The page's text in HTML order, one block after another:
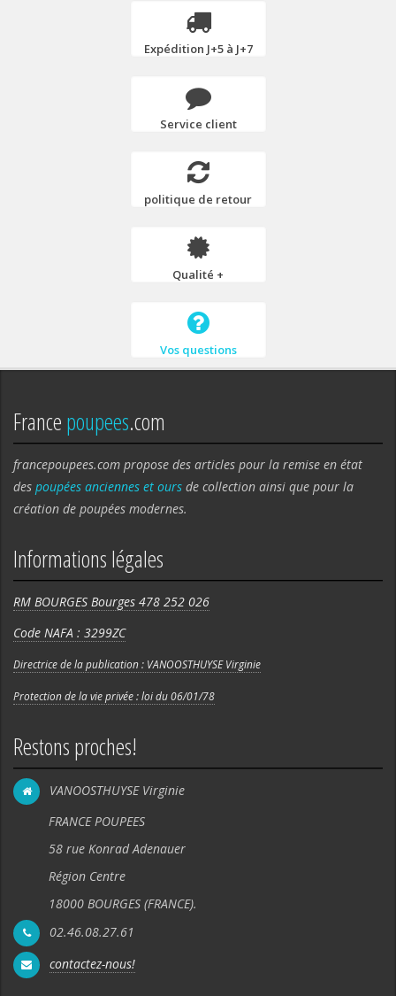
Expédition J+5 à J+7
Service client
politique de retour
Qualité +
Vos questions
Francepoupees.com
francepoupees.com propose des articles pour la remise en état
des poupées anciennes et ours de collection ainsi que pour la
création de poupées modernes.
Informations légales
RM BOURGES Bourges 478 252 026
Code NAFA : 3299ZC
Directrice de la publication : VANOOSTHUYSE Virginie
Protection de la vie privée : loi du 06/01/78
Restons proches!
VANOOSTHUYSE Virginie
FRANCE POUPEES
58 rue Konrad Adenauer
Région Centre
18000 BOURGES (FRANCE).
02.46.08.27.61
contactez-nous!